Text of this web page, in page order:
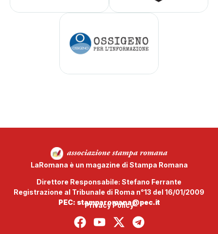
LaRomana è un magazine di Stampa Romana
Direttore Responsabile: Stefano Ferrante
Registrazione al Tribunale di Roma n°13 del 16/01/2009
PEC: stamparomana@pec.it
Privacy Policy